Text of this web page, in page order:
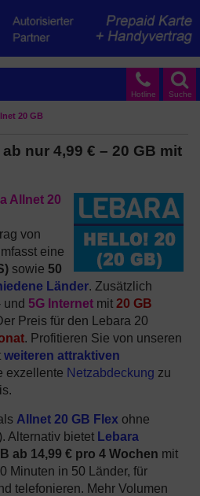
Suche
Hotline
20 GB
nur 4,99 € – 20 GB mit
Allnet 20
von
eine
sowie 50
Länder. Zusätzlich
5G Internet mit 20 GB
Preis für den Lebara 20
. Profitieren Sie von unseren
weiteren attraktiven
exzellente Netzabdeckung zu
Allnet 20 GB Flex ohne
Alternativ bietet Lebara
ab 14,99 € pro 4 Wochen mit
Minuten in 50 Länder, für
telefonieren. Mehr Volumen